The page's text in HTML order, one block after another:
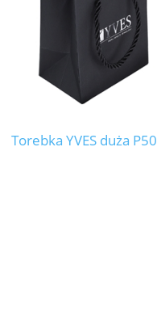
Torebka YVES duża